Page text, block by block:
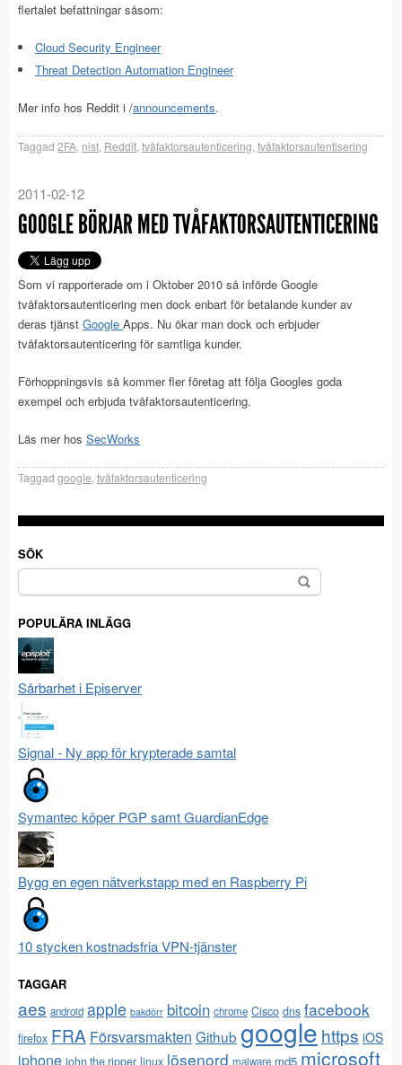
flertalet befattningar såsom:
Cloud Security Engineer
Threat Detection Automation Engineer
Mer info hos Reddit i /announcements.
Taggad 2FA nist Reddit tvåfaktorsautenticering tvåfaktorsautentisering
2011-02-12
GOOGLE BÖRJAR MED TVÅFAKTORSAUTENTICERING
Som vi rapporterade om i Oktober 2010 så införde Google
tvåfaktorsautenticering men dock enbart för betalande kunder av
deras tjänst Google Apps. Nu ökar man dock och erbjuder
tvåfaktorsautenticering för samtliga kunder.
Förhoppningsvis så kommer fler företag att följa Googles goda
exempel och erbjuda tvåfaktorsautenticering.
Läs mer hos SecWorks
Taggad google tvåfaktorsautenticering
SÖK
Sök
efter:
POPULÄRA INLÄGG
Sårbarhet i Episerver
Signal - Ny app för krypterade samtal
Symantec köper PGP samt GuardianEdge
Bygg en egen nätverkstapp med en Raspberry Pi
10 stycken kostnadsfria VPN-tjänster
TAGGAR
aes android apple bakdörr bitcoin chrome Cisco dns facebook
firefox FRA Försvarsmakten Github google https iOS
iphone john the ripper linux lösenord malware md5 microsoft